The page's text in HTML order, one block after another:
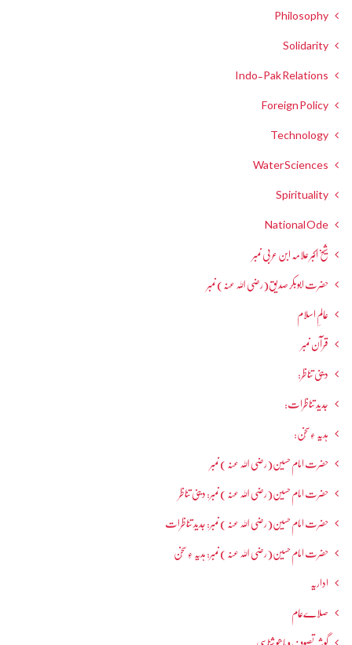
Philosophy
Solidarity
Indo-Pak Relations
Foreign Policy
Technology
Water Sciences
Spirituality
National Ode
شیخ اکبر علامہ ابن عربی نمبر
حضرت ابوبکر صدیق(رضی اللہ عنہ) نمبر
عالمِ اسلام
قرآن نمبر
دینی تناظر:
جدید تناظرات:
ہدیہ ءِسُخن:
حضرت امام حسین(رضی اللہ عنہ ) نمبر
حضرت امام حسین(رضی اللہ عنہ ) نمبر: دینی تناظر
حضرت امام حسین(رضی اللہ عنہ ) نمبر: جدید تناظرات
حضرت امام حسین(رضی اللہ عنہ ) نمبر: ہدیہ ءِ سُخن
اداریہ
صلاےعام
گوشہ تصوف و باھُو شناسی